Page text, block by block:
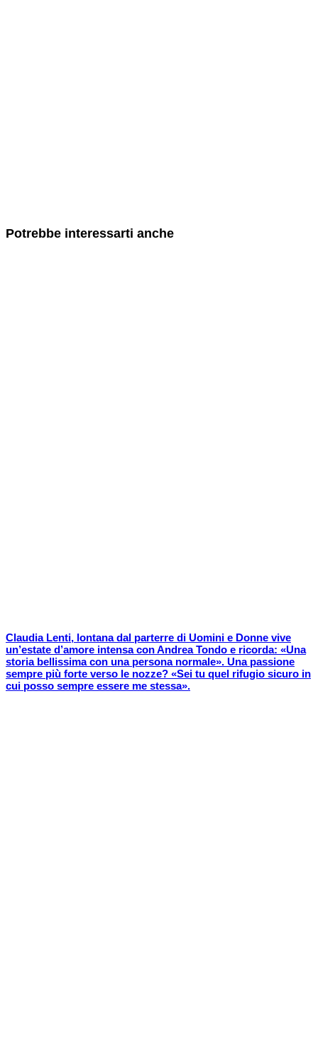
Potrebbe interessarti anche
Claudia Lenti, lontana dal parterre di Uomini e Donne vive
un’estate d’amore intensa con Andrea Tondo e ricorda: «Una
storia bellissima con una persona normale». Una passione
sempre più forte verso le nozze? «Sei tu quel rifugio sicuro in
cui posso sempre essere me stessa».